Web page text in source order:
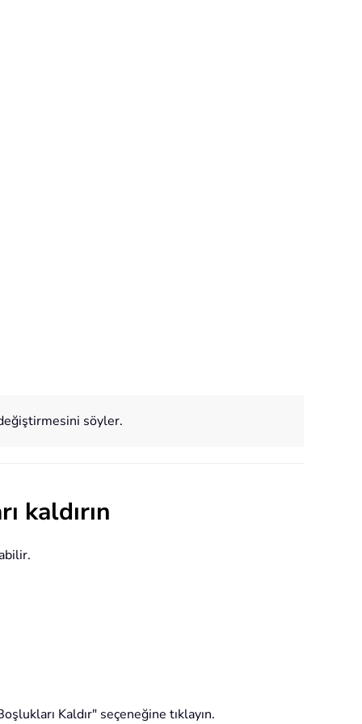
söyler.
kaldırın
Kaldır" seçeneğine tıklayın.